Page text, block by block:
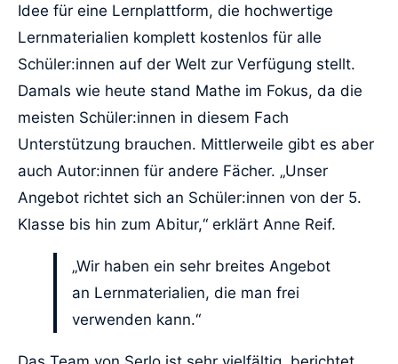
Idee für eine Lernplattform, die hochwertige
Lernmaterialien komplett kostenlos für alle
Schüler:innen auf der Welt zur Verfügung stellt.
Damals wie heute stand Mathe im Fokus, da die
meisten Schüler:innen in diesem Fach
Unterstützung brauchen. Mittlerweile gibt es aber
auch Autor:innen für andere Fächer. „Unser
Angebot richtet sich an Schüler:innen von der 5.
Klasse bis hin zum Abitur,“ erklärt Anne Reif.
„Wir haben ein sehr breites Angebot
an Lernmaterialien, die man frei
verwenden kann.“